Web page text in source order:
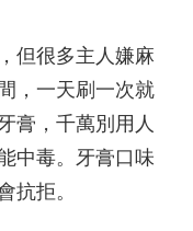
但很多主人嫌麻
，一天刷一次就
膏，千萬別用人
中毒。牙膏口味
抗拒。